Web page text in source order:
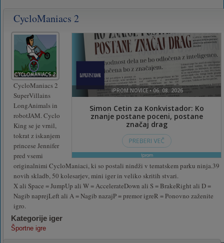
CycloManiacs 2
CycloManiacs 2
SuperVillains
LongAnimals in
robotJAM. Cyclo
King se je vrnil,
tokrat z iskanjem
princese Jennifer
pred vsemi
originalnimi CycloManiaci, ki so postali nindži v tematskem parku ninja.39
novih skladb, 50 kolesarjev, mini iger in veliko skritih stvari.
X ali Space = JumpUp ali W = AccelerateDown ali S = BrakeRight ali D =
Nagib naprejLeft ali A = Nagib nazajP = premor igreR = Ponovno zaženite
igro.
Kategorije iger
Športne igre